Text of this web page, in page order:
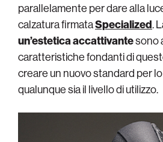
parallelamente per dare alla
calzatura firmataSpecialized.
un’estetica accattivantesono
caratteristiche fondanti di
creare un nuovo standard per
qualunque sia il livello di utilizzo.